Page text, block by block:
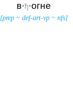
в·ђ·огне
[prep ~def-art-vp ~nfs]